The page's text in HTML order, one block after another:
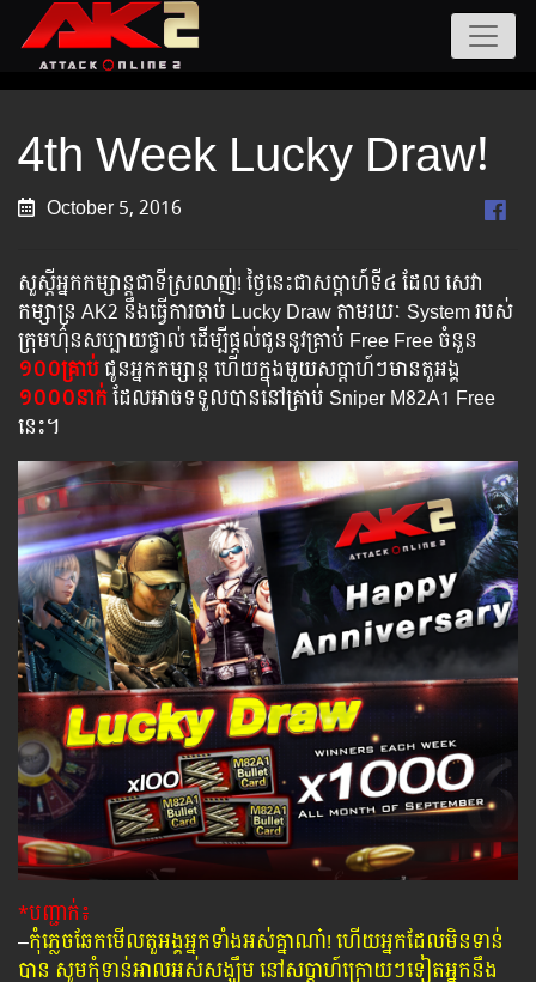
4th Week Lucky Draw!
October 5, 2016
សួស្តី​អ្នកកម្សាន្ត​ជាទី​ស្រលាញ់! ថ្ងៃនេះជាសប្តាហ៍ទី៤ ដែល​ សេវា
កម្សាន្រ AK2 នឹង​ធ្វើ​ការ​ចាប់ Lucky Draw តាម​រយៈ System របស់​
ក្រុម​ហ៌ុ​នសប្បាយ​ផ្ទាល់ ដើម្បី​ផ្តល់​ជូន​នូវ​គ្រាប់​ Free Free ចំនួន​
១០០គ្រាប់ជូនអ្នកកម្សាន្ត ហើយ​ក្នុង​មួយ​សប្តាហ៍ៗ​មាន​តួអង្គ​
១០០០នាក់ដែល​អាច​ទទួល​បាន​នៅ​គ្រាប់ Sniper M82A1​ Free
នេះ។
*បញ្ជាក់៖
–កុំភ្លេចឆែកមើលតួអង្គអ្នកទាំងអស់គ្នាណា៎! ហើយអ្នកដែលមិនទាន់
បាន សូមកុំទាន់អាលអស់សង្ឃឹម នៅសប្តាហ៍ក្រោយៗទៀតអ្នកនឹង